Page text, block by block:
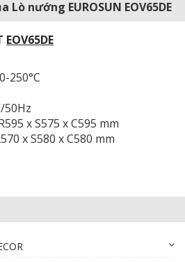
nướng EUROSUN EOV65DE
EOV65DE
250°C
50Hz
x S575 x C595 mm
x S580 x C580 mm